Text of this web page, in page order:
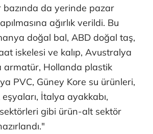
da yerinde pazar
ağırlık verildi. Bu
doğal bal, ABD doğal taş,
iskelesi ve kalıp, Avustralya
armatür, Hollanda plastik
PVC, Güney Kore su ürünleri,
İtalya ayakkabı,
gibi ürün-alt sektör